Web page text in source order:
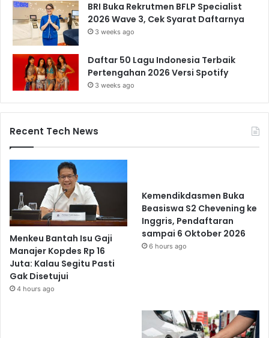
BRI Buka Rekrutmen BFLP Specialist
2026 Wave 3, Cek Syarat Daftarnya
3 weeks ago
Daftar 50 Lagu Indonesia Terbaik
Pertengahan 2026 Versi Spotify
3 weeks ago
Recent Tech News
Menkeu Bantah Isu Gaji
Manajer Kopdes Rp 16
Juta: Kalau Segitu Pasti
Gak Disetujui
4 hours ago
Kemendikdasmen Buka
Beasiswa S2 Chevening ke
Inggris, Pendaftaran
sampai 6 Oktober 2026
6 hours ago